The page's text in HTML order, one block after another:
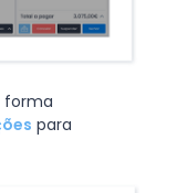
forma
para